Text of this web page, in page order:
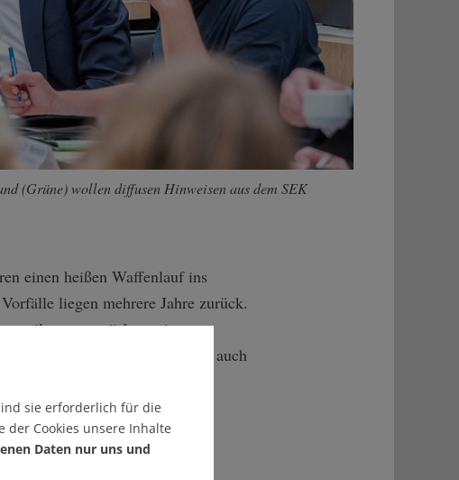
(Grüne) wollen diffusen Hinweisen aus dem SEK
einen heißen Waffenlauf ins
liegen mehrere Jahre zurück.
mit
kommen ins Rollen, es geht auch
verlassen später
sie erforderlich für die
Cookies unsere Inhalte
Daten nur uns und